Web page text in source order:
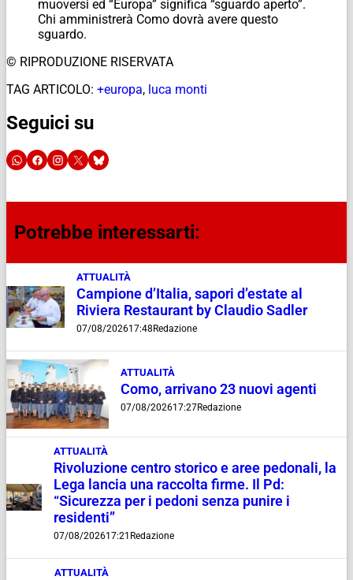
muoversi ed “Europa” significa “sguardo aperto”.
Chi amministrerà Como dovrà avere questo
sguardo.
© RIPRODUZIONE RISERVATA
TAG ARTICOLO: +europa, luca monti
Seguici su
Potrebbe interessarti:
ATTUALITÀ
Campione d’Italia, sapori d’estate al
Riviera Restaurant by Claudio Sadler
07/08/202617:48 Redazione
ATTUALITÀ
Como, arrivano 23 nuovi agenti
07/08/202617:27Redazione
ATTUALITÀ
Rivoluzione centro storico e aree pedonali, la
Lega lancia una raccolta firme. Il Pd:
“Sicurezza per i pedoni senza punire i
residenti”
07/08/202617:21 Redazione
ATTUALITÀ